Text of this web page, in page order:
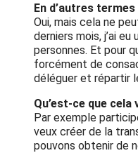
En d’autres
Oui, mais cela ne
derniers mois, j’ai
personnes. Et pour
forcément de
déléguer et répartir
Qu’est-ce que
Par exemple
veux créer de la
pouvons obtenir de